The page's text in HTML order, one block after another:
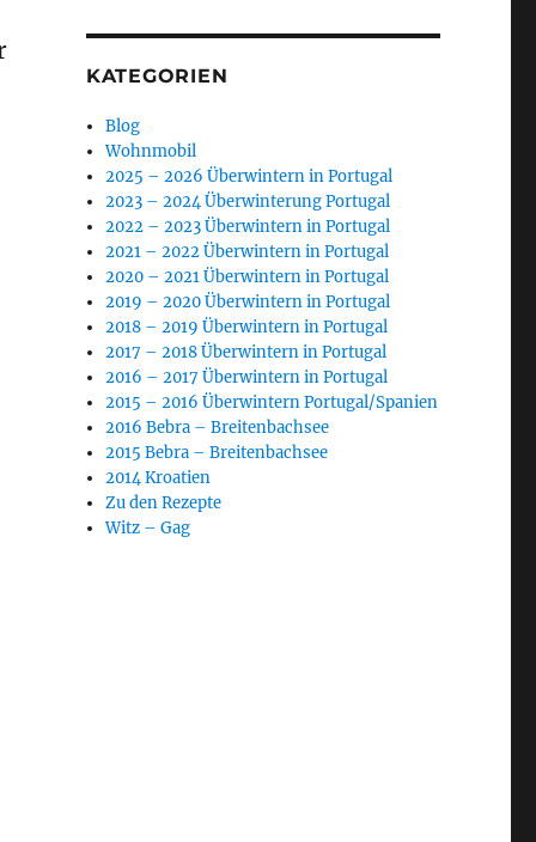
KATEGORIEN
Blog
Wohnmobil
2025 – 2026 Überwintern in Portugal
2023 – 2024 Überwinterung Portugal
2022 – 2023 Überwintern in Portugal
2021 – 2022 Überwintern in Portugal
2020 – 2021 Überwintern in Portugal
2019 – 2020 Überwintern in Portugal
2018 – 2019 Überwintern in Portugal
2017 – 2018 Überwintern in Portugal
2016 – 2017 Überwintern in Portugal
2015 – 2016 Überwintern Portugal/Spanien
2016 Bebra – Breitenbachsee
2015 Bebra – Breitenbachsee
2014 Kroatien
Zu den Rezepte
Witz – Gag